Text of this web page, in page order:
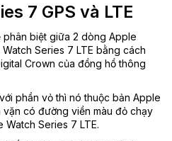
7 GPS và LTE
biệt giữa 2 dòng Apple
Series 7 LTE bằng cách
Crown của đồng hồ thông
phần vỏ thì nó thuộc bản Apple
vặn có đường viền màu đỏ chạy
Watch Series 7 LTE.